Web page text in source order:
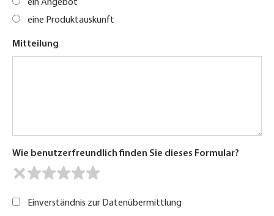
ein Angebot
eine Produktauskunft
Mitteilung
Wie benutzerfreundlich finden Sie dieses Formular?
Einverständnis zur Datenübermittlung